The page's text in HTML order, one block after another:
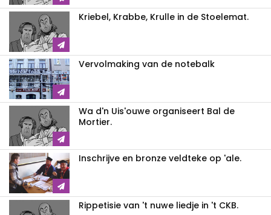
Kriebel, Krabbe, Krulle in de Stoelemat.
Vervolmaking van de notebalk
Wa d'n Uis'ouwe organiseert Bal de
Mortier.
Inschrijve en bronze veldteke op 'ale.
Rippetisie van 't nuwe liedje in 't CKB.